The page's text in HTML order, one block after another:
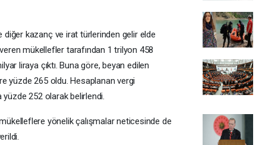
diğer kazanç ve irat türlerinden gelir elde
mükellefler tarafından 1 trilyon 458
liraya çıktı. Buna göre, beyan edilen
yüzde 265 oldu. Hesaplanan vergi
yüzde 252 olarak belirlendi.
yönelik çalışmalar neticesinde de